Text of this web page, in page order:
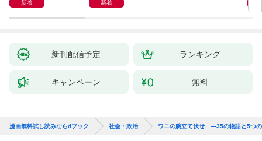
新着 新着
新刊配信予定 ランキング
キャンペーン 無料
漫画無料試し読みならdブック 社会・政治 ワニの腕立て伏せ ―35の物語と5つ